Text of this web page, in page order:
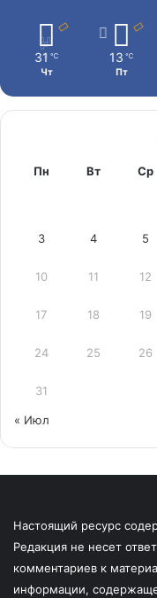
31 ℃
Чт
13 ℃
Пт
Пн Вт Ср
3 4 5
10 11 12
17 18 19
24 25 26
31
« Июл
Настоящий ресурс
Редакция не несет
комментариев к
информации,